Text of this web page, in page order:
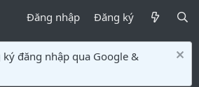
Đăng nhập Đăng ký
đăng nhập qua Google &